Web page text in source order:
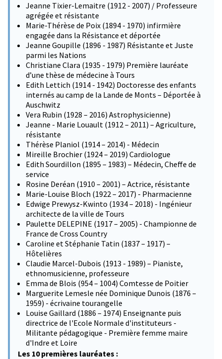
Jeanne Tixier-Lemaitre (1912 - 2007) / Professeure
agrégée et résistante
Marie-Thérèse de Poix (1894 - 1970) infirmière
engagée dans la Résistance et déportée
Jeanne Goupille (1896 - 1987) Résistante et Juste
parmi les Nations
Christiane Clara (1935 - 1979) Première lauréate
d’une thèse de médecine à Tours
Edith Lettich (1914 - 1942) Doctoresse des enfants
internés au camp de la Lande de Monts – Déportée à
Auschwitz
Vera Rubin (1928 – 2016) Astrophysicienne)
Jeanne - Marie Louault (1912 – 2011) – Agriculture,
résistante
Thérèse Planiol (1914 – 2014) - Médecin
Mireille Brochier (1924 – 2019) Cardiologue
Edith Sourdillon (1895 – 1983) – Médecin, Cheffe de
service
Rosine Deréan (1910 – 2001) – Actrice, résistante
Marie-Louise Bloch (1922 – 2017) - Pharmacienne
Edwige Prewysz-Kwinto (1934 – 2018) - Ingénieur
architecte de la ville de Tours
Paulette DELEPINE (1917 – 2005) - Championne de
France de Cross Country
Caroline et Stéphanie Tatin (1837 – 1917) –
Hôtelières
Claudie Marcel-Dubois (1913 - 1989) – Pianiste,
ethnomusicienne, professeure
Emma de Blois (954 – 1004) Comtesse de Poitier
Marguerite Lemesle née Dominique Dunois (1876 –
1959) - écrivaine tourangelle
Louise Gaillard (1886 – 1974) Enseignante puis
directrice de l'Ecole Normale d'instituteurs -
Militante pédagogique - Première femme maire
d'Indre et Loire
Les 10 premières lauréates :